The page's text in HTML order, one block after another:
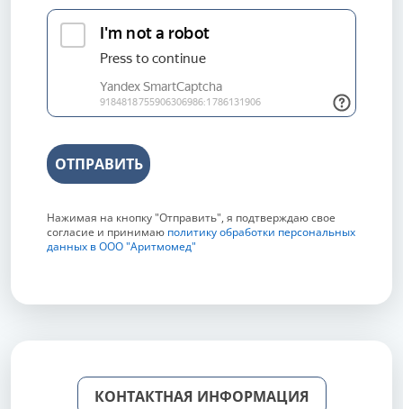
ОТПРАВИТЬ
Нажимая на кнопку "Отправить", я подтверждаю свое
согласие и принимаю политику обработки персональных
данных в ООО "Аритмомед"
КОНТАКТНАЯ ИНФОРМАЦИЯ